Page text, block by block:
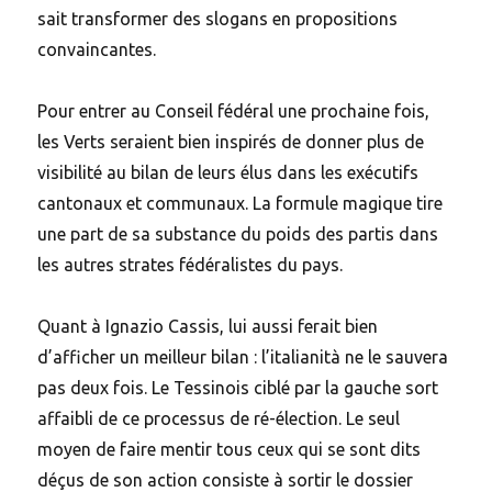
sait transformer des slogans en propositions
convaincantes.
Pour entrer au Conseil fédéral une prochaine fois,
les Verts seraient bien inspirés de donner plus de
visibilité au bilan de leurs élus dans les exécutifs
cantonaux et communaux. La formule magique tire
une part de sa substance du poids des partis dans
les autres strates fédéralistes du pays.
Quant à Ignazio Cassis, lui aussi ferait bien
d’afficher un meilleur bilan : l’italianità ne le sauvera
pas deux fois. Le Tessinois ciblé par la gauche sort
affaibli de ce processus de ré-élection. Le seul
moyen de faire mentir tous ceux qui se sont dits
déçus de son action consiste à sortir le dossier